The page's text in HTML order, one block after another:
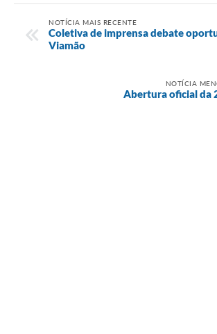
NOTÍCIA MAIS RECENTE
Coletiva de imprensa debate
Viamão
NOTÍCIA
Abertura oficial da